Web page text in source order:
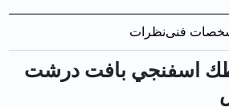
فنینظرات
اسفنجي بافت درشت